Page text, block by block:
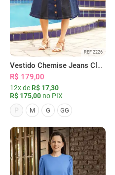
REF 2226
Vestido Chemise Jeans Clássica Serena
R$ 179,00
12x de R$ 17,30
R$ 175,00 no PIX
P
M G GG